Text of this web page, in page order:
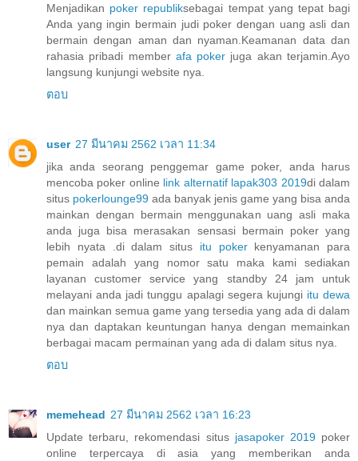
Menjadikan poker republiksebagai tempat yang tepat bagi
Anda yang ingin bermain judi poker dengan uang asli dan
bermain dengan aman dan nyaman.Keamanan data dan
rahasia pribadi member afa poker juga akan terjamin.Ayo
langsung kunjungi website nya.
ตอบ
user 27 มีนาคม 2562 เวลา 11:34
jika anda seorang penggemar game poker, anda harus
mencoba poker online link alternatif lapak303 2019di dalam
situs pokerlounge99 ada banyak jenis game yang bisa anda
mainkan dengan bermain menggunakan uang asli maka
anda juga bisa merasakan sensasi bermain poker yang
lebih nyata .di dalam situs itu pokerkenyamanan para
pemain adalah yang nomor satu maka kami sediakan
layanan customer service yang standby 24 jam untuk
melayani anda jadi tunggu apalagi segera kujungi itu dewa
dan mainkan semua game yang tersedia yang ada di dalam
nya dan daptakan keuntungan hanya dengan memainkan
berbagai macam permainan yang ada di dalam situs nya.
ตอบ
memehead 27 มีนาคม 2562 เวลา 16:23
Update terbaru, rekomendasi situs jasapoker 2019poker
online terpercaya di asia yang memberikan anda